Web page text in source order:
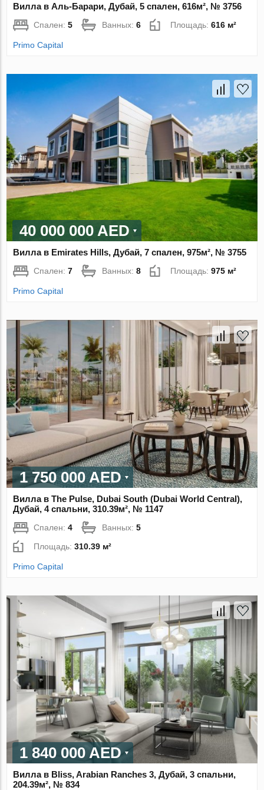
Вилла в Аль-Барари, Дубай, 5 спален, 616м², № 3756
Спален:5 Ванных:6 Площадь:616 м²
Primo Capital
40 000 000 AED
Вилла в Emirates Hills, Дубай, 7 спален, 975м², № 3755
Спален:7 Ванных:8 Площадь:975 м²
Primo Capital
1 750 000 AED
Вилла в The Pulse, Dubai South (Dubai World Central),
Дубай, 4 спальни, 310.39м², № 1147
Спален:4 Ванных:5
Площадь:310.39 м²
Primo Capital
1 840 000 AED
Вилла в Bliss, Arabian Ranches 3, Дубай, 3 спальни,
204.39м², № 834